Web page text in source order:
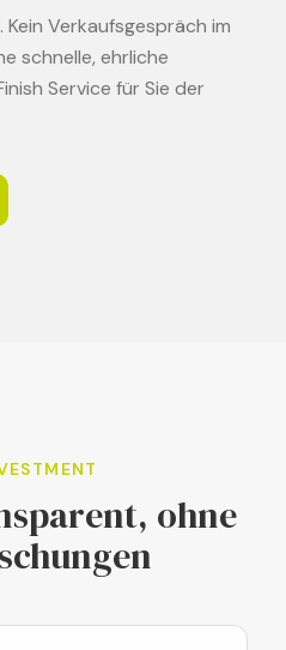
Verkaufsgespräch im
schnelle, ehrliche
Service für Sie der
ohne